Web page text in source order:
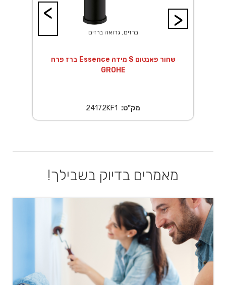
>
ברזים, גרואה ברזים
ברז פרח Essence מידה S שחור פאנטום
GROHE
מק"ט: 24172KF1
<
מאמרים בדיוק בשבילך!